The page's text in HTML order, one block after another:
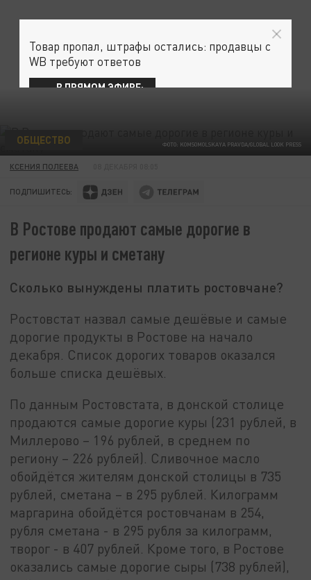
ФОТО: KOMSOMOLSKAYA PRAVDA/GLOBAL LOOK PRESS
ОБЩЕСТВО
КСЕНИЯ ПОЛЕЕВА
ПОДПИШИТЕСЬ:
В Ростове продают самые дорогие в
регионе куры и сметану
Сколько вынуждены платить ростовчане?
Ростовстат назвал самые дешёвые и самые
дорогие продукты в Ростове на начало
декабря. Список дорогих товаров оказался
больше списка дешёвых.
По данным Ростовстата, в донской столице
продаются самые дорогие куры (231 рублей, в
Миллерово – 196 рублей, в среднем по
региону – 226 рублей). Сливочное масло
обойдётся жителям донской столицы в 735
рублей, сметана – в 295 рублей. Килограмм
маргарина обойдётся ростовчанам в 254,
рубля сметана - в 295 рубля за килограмм,
творог - в 407 рублей. Кроме того, в Ростове
оказались самые дорогие сыры (738 рублей),
Товар пропал, штрафы остались: продавцы с
WB требуют ответов
В ПРЯМОМ ЭФИРЕ: